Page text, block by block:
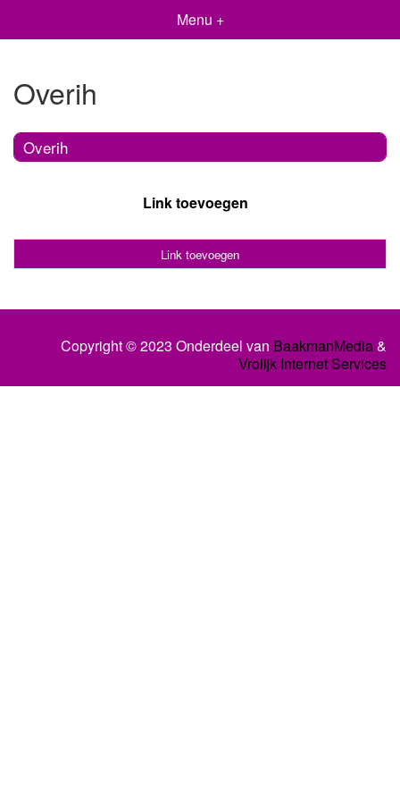
Menu +
Overih
Overih
Link toevoegen
Link toevoegen
Copyright © 2023 Onderdeel van BaakmanMedia&
Vrolijk Internet Services